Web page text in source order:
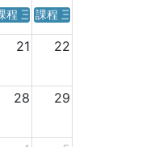
程 三天／六天 時間表
課程 三天／六天 時間表
21 22
28 29